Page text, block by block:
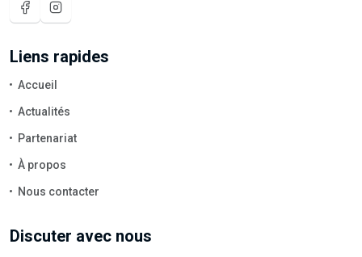
Liens rapides
Accueil
Actualités
Partenariat
À propos
Nous contacter
Discuter avec nous